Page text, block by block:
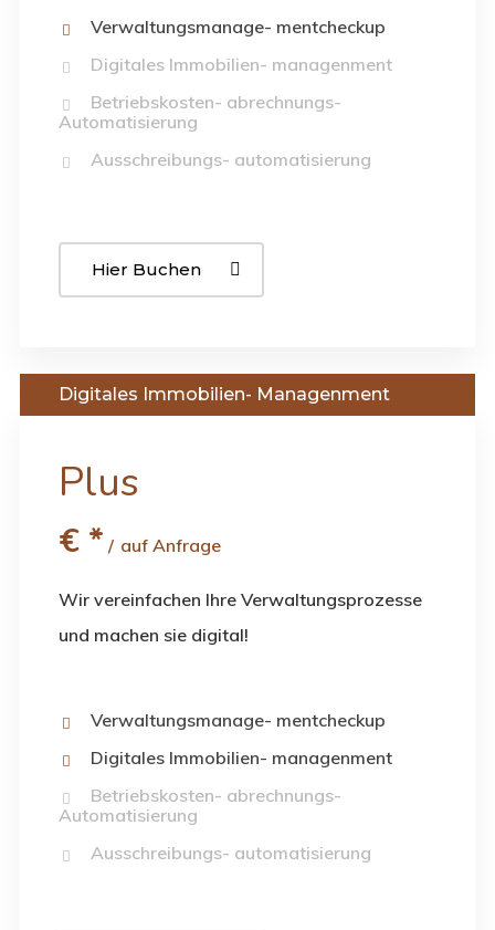
Verwaltungsmanage- mentcheckup
Digitales Immobilien- managenment
Betriebskosten- abrechnungs-
Automatisierung
Ausschreibungs- automatisierung
Hier Buchen
Plus
Digitales Immobilien- Managenment
€* auf Anfrage
Wir vereinfachen Ihre Verwaltungsprozesse
und machen sie digital!
Verwaltungsmanage- mentcheckup
Digitales Immobilien- managenment
Betriebskosten- abrechnungs-
Automatisierung
Ausschreibungs- automatisierung